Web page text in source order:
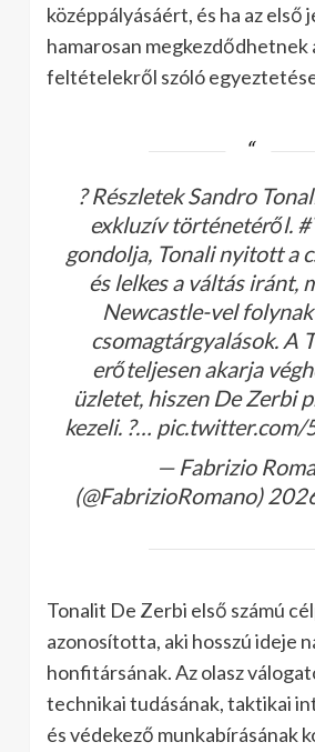
középpályásáért, és ha az első
hamarosan megkezdődhetnek
feltételekről szóló
? Részletek Sandro
exkluzív történetéről.
gondolja, Tonali nyitott a
és lelkes a váltás iránt,
Newcastle-vel folynak
csomagtárgyalások. A
erőteljesen akarja
üzletet, hiszen De Zerbi
kezeli. ?… pic.twitter.com/
— Fabrizio
(@FabrizioRomano)
Tonalit De Zerbi első számú
azonosította, aki hosszú ideje
honfitársának. Az olasz
technikai tudásának, taktikai
és védekező munkabírásának